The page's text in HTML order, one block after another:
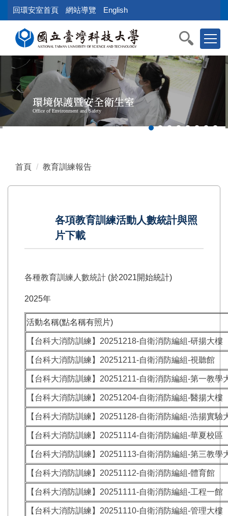
到
內
容
區
塊
回環安室首頁 網站導覽 English
環境保護暨安全衛生室
Office of Environment and Safety
首頁 教育訓練報告
各項教育訓練活動人數統計與照
片下載
各種教育訓練人數統計 (於2021開始統計)
2025年
活動名稱(點名稱有照片)
【台科大消防訓練】20251218-自衛消防編組-研揚大樓
【台科大消防訓練】20251211-自衛消防編組-視聽館
【台科大消防訓練】20251211-自衛消防編組-第一教學
【台科大消防訓練】20251204-自衛消防編組-醫揚大樓
【台科大消防訓練】20251128-自衛消防編組-浩揚實驗
【台科大消防訓練】20251114-自衛消防編組-華夏校區
【台科大消防訓練】20251113-自衛消防編組-第三教學
【台科大消防訓練】20251112-自衛消防編組-體育館
【台科大消防訓練】20251111-自衛消防編組-工程一館
【台科大消防訓練】20251110-自衛消防編組-管理大樓